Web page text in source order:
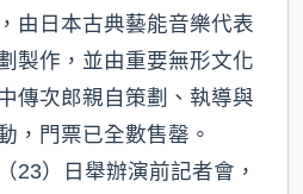
由日本古典藝能音樂代表
製作，並由重要無形文化
傳次郎親自策劃、執導與
，門票已全數售罄。
23）日舉辦演前記者會，